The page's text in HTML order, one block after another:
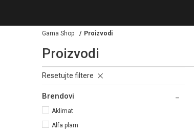
Gama Shop Proizvodi
Proizvodi
Resetujte filtere
Brendovi
Aklimat
Alfa plam